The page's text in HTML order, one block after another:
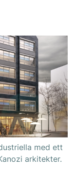
med ett
arkitekter.